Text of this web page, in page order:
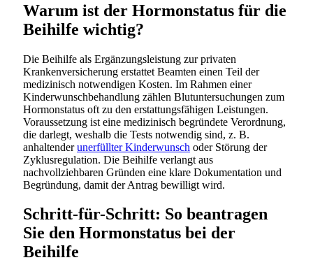
Warum ist der Hormonstatus für die
Beihilfe wichtig?
Die Beihilfe als Ergänzungsleistung zur privaten
Krankenversicherung erstattet Beamten einen Teil der
medizinisch notwendigen Kosten. Im Rahmen einer
Kinderwunschbehandlung zählen Blutuntersuchungen zum
Hormonstatus oft zu den erstattungsfähigen Leistungen.
Voraussetzung ist eine medizinisch begründete Verordnung,
die darlegt, weshalb die Tests notwendig sind, z. B.
anhaltenderunerfüllter Kinderwunsch oder Störung der
Zyklusregulation. Die Beihilfe verlangt aus
nachvollziehbaren Gründen eine klare Dokumentation und
Begründung, damit der Antrag bewilligt wird.
Schritt-für-Schritt: So beantragen
Sie den Hormonstatus bei der
Beihilfe